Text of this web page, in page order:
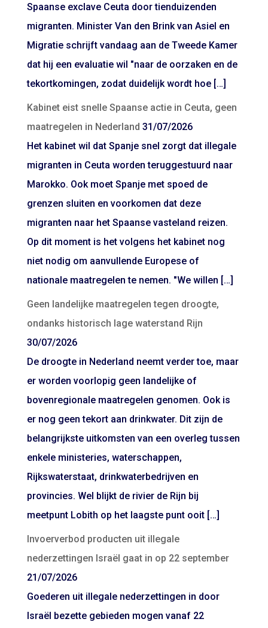
Spaanse exclave Ceuta door tienduizenden
migranten. Minister Van den Brink van Asiel en
Migratie schrijft vandaag aan de Tweede Kamer
dat hij een evaluatie wil "naar de oorzaken en de
tekortkomingen, zodat duidelijk wordt hoe […]
Kabinet eist snelle Spaanse actie in Ceuta, geen
maatregelen in Nederland 31/07/2026
Het kabinet wil dat Spanje snel zorgt dat illegale
migranten in Ceuta worden teruggestuurd naar
Marokko. Ook moet Spanje met spoed de
grenzen sluiten en voorkomen dat deze
migranten naar het Spaanse vasteland reizen.
Op dit moment is het volgens het kabinet nog
niet nodig om aanvullende Europese of
nationale maatregelen te nemen. "We willen […]
Geen landelijke maatregelen tegen droogte,
ondanks historisch lage waterstand Rijn
30/07/2026
De droogte in Nederland neemt verder toe, maar
er worden voorlopig geen landelijke of
bovenregionale maatregelen genomen. Ook is
er nog geen tekort aan drinkwater. Dit zijn de
belangrijkste uitkomsten van een overleg tussen
enkele ministeries, waterschappen,
Rijkswaterstaat, drinkwaterbedrijven en
provincies. Wel blijkt de rivier de Rijn bij
meetpunt Lobith op het laagste punt ooit […]
Invoerverbod producten uit illegale
nederzettingen Israël gaat in op 22 september
21/07/2026
Goederen uit illegale nederzettingen in door
Israël bezette gebieden mogen vanaf 22